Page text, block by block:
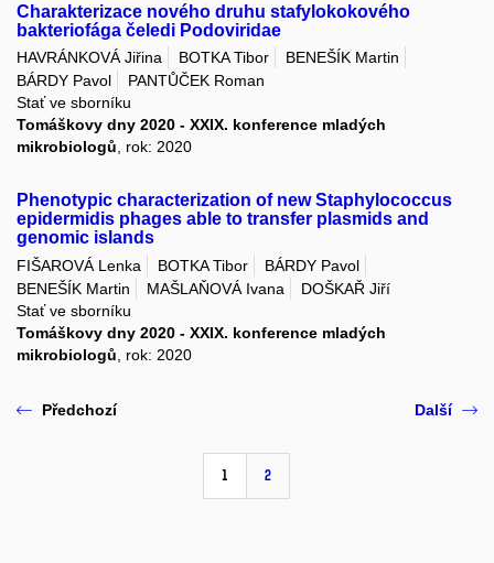
Charakterizace nového druhu stafylokokového
bakteriofága čeledi Podoviridae
HAVRÁNKOVÁ Jiřina BOTKA Tibor
BENEŠÍK Martin
BÁRDY Pavol
PANTŮČEK Roman
Stať ve sborníku
Tomáškovy dny 2020 - XXIX. konference mladých
mikrobiologů, rok: 2020
Phenotypic characterization of new Staphylococcus
epidermidis phages able to transfer plasmids and
genomic islands
FIŠAROVÁ Lenka BOTKA Tibor
BÁRDY Pavol
BENEŠÍK Martin
MAŠLAŇOVÁ Ivana
DOŠKAŘ Jiří
Stať ve sborníku
Tomáškovy dny 2020 - XXIX. konference mladých
mikrobiologů , rok: 2020
Předchozí
1 2
Další